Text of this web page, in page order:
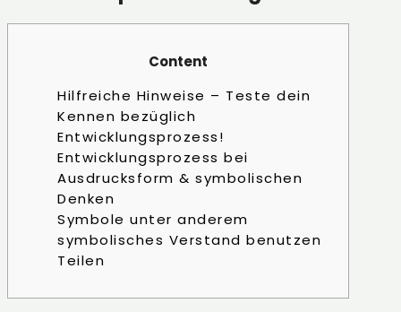
Content
Hilfreiche Hinweise – Teste dein
Kennen bezüglich
Entwicklungsprozess!
Entwicklungsprozess bei
Ausdrucksform & symbolischen
Denken
Symbole unter anderem
symbolisches Verstand benutzen
Teilen